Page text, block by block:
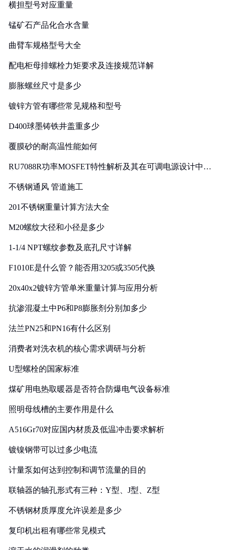
横担型号对应重量
锰矿石产品化合水含量
曲臂车规格型号大全
配电柜母排螺栓力矩要求及连接规范详解
膨胀螺丝尺寸是多少
镀锌方管有哪些常见规格和型号
D400球墨铸铁井盖重多少
覆膜砂的耐高温性能如何
RU7088R功率MOSFET特性解析及其在可调电源设计中的
不锈钢通风 管道施工
201不锈钢重量计算方法大全
M20螺纹大径和小径是多少
1-1/4 NPT螺纹参数及底孔尺寸详解
F1010E是什么管？能否用3205或3505代换
20x40x2镀锌方管单米重量计算与应用分析
抗渗混凝土中P6和P8膨胀剂分别加多少
法兰PN25和PN16有什么区别
消费者对洗衣机的核心需求调研与分析
U型螺栓的国家标准
煤矿用电热取暖器是否符合防爆电气设备标准
照明母线槽的主要作用是什么
A516Gr70对应国内材质及低温冲击要求解析
镀镍钢带可以过多少电流
计量泵如何达到控制和调节流量的目的
联轴器的轴孔形式有三种：Y型、J型、Z型
不锈钢材质厚度允许误差是多少
复印机出租有哪些常见模式